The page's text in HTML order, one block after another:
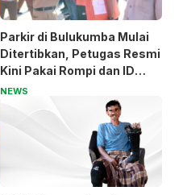
Parkir di Bulukumba Mulai
Ditertibkan, Petugas Resmi
Kini Pakai Rompi dan ID
Card
NEWS